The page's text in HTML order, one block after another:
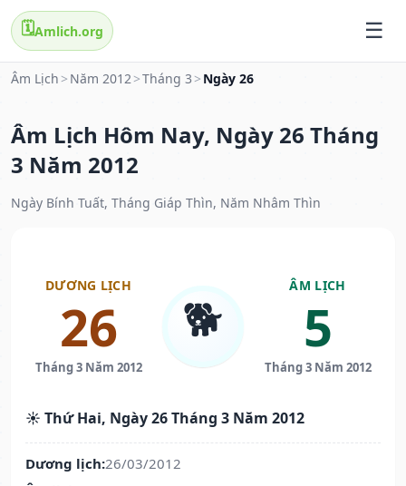
🗓️Amlich.org
Âm Lịch > Năm 2012>Tháng 3 > Ngày 26
Âm Lịch Hôm Nay, Ngày 26 Tháng
3 Năm 2012
Ngày Bính Tuất, Tháng Giáp Thìn, Năm Nhâm Thìn
DƯƠNG LỊCH
26
Tháng 3 Năm 2012
🐕
ÂM LỊCH
5
Tháng 3 Năm 2012
☀️ Thứ Hai, Ngày 26 Tháng 3 Năm 2012
Dương lịch:26/03/2012